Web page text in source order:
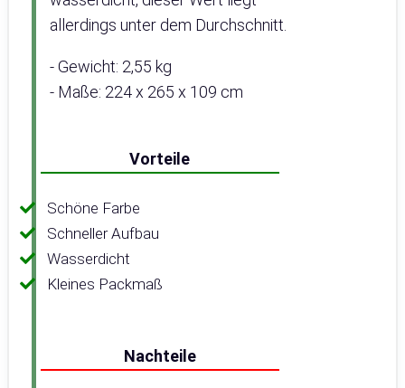
allerdings unter dem Durchschnitt.
- Gewicht: 2,55 kg
- Maße: 224 x 265 x 109 cm
Vorteile
Schöne Farbe
Schneller Aufbau
Wasserdicht
Kleines Packmaß
Nachteile